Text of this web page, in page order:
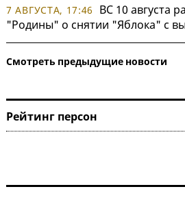
7 АВГУСТА, 17:46
ВС 10 августа
"Родины" о снятии "Яблока" с
Смотреть
Рейтинг